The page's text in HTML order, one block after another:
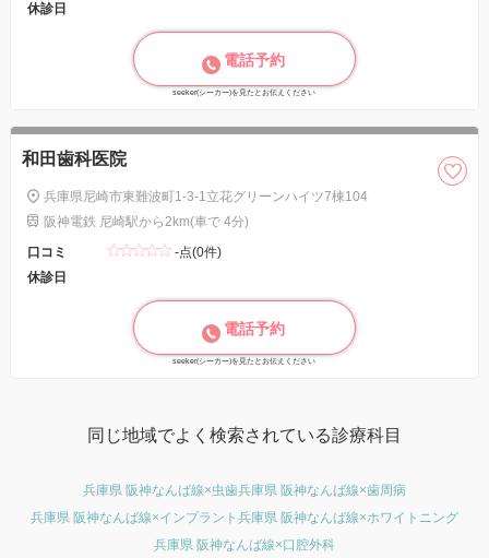
休診日
電話予約
seeker(シーカー)を見たとお伝えください
和田歯科医院
兵庫県尼崎市東難波町1-3-1立花グリーンハイツ7棟104
阪神電鉄 尼崎駅から2km(車で 4分)
口コミ
-点(0件)
休診日
電話予約
seeker(シーカー)を見たとお伝えください
同じ地域でよく検索されている診療科目
兵庫県 阪神なんば線×虫歯兵庫県 阪神なんば線×歯周病
兵庫県 阪神なんば線×インプラント 兵庫県 阪神なんば線×ホワイトニング
兵庫県 阪神なんば線×口腔外科